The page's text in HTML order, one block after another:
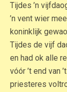
Tijdes ’n
’n vent wier
koninklijk
Tijdes de vijf
en had ok alle
vóór ’t end van
priesteres